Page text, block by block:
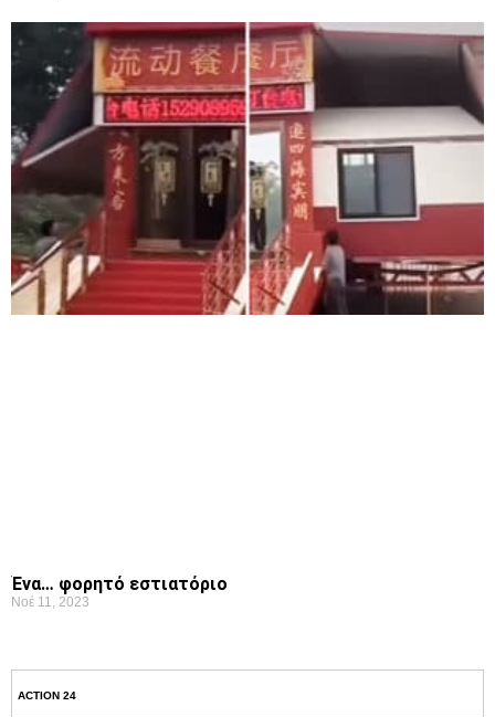
Ένα… φορητό εστιατόριο
Νοέ 11, 2023
ACTION 24